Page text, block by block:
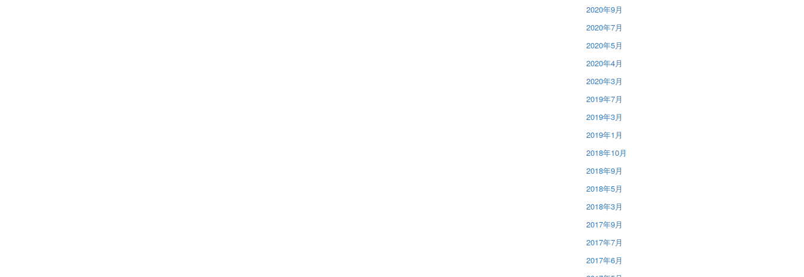
2020年9月
2020年7月
2020年5月
2020年4月
2020年3月
2019年7月
2019年3月
2019年1月
2018年10月
2018年9月
2018年5月
2018年3月
2017年9月
2017年7月
2017年6月